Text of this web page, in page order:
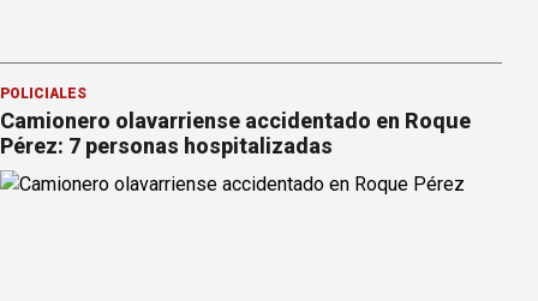
POLICIALES
Camionero olavarriense accidentado en Roque
Pérez: 7 personas hospitalizadas